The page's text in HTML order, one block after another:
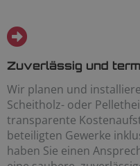
Zuverlässig und
Wir planen und
Scheitholz- oder
transparente
beteiligten Gewerke
haben Sie einen